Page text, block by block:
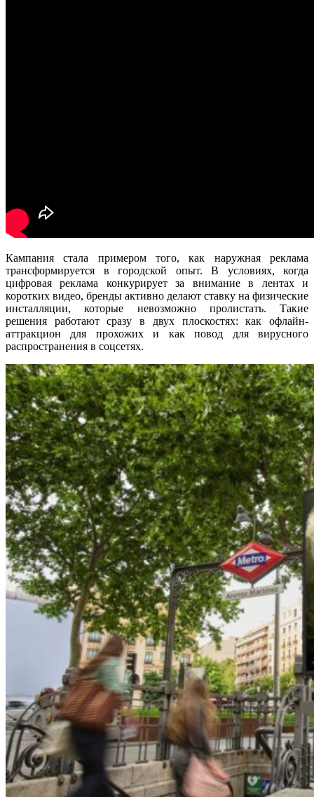
Кампания стала примером того, как наружная реклама
трансформируется в городской опыт. В условиях, когда
цифровая реклама конкурирует за внимание в лентах и
коротких видео, бренды активно делают ставку на физические
инсталляции, которые невозможно пролистать. Такие
решения работают сразу в двух плоскостях: как офлайн-
аттракцион для прохожих и как повод для вирусного
распространения в соцсетях.